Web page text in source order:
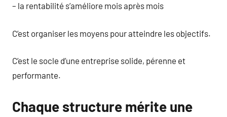
– la rentabilité s’améliore mois après mois
C’est organiser les moyens pour atteindre les objectifs.
C’est le socle d’une entreprise solide, pérenne et
performante.
Chaque structure mérite une